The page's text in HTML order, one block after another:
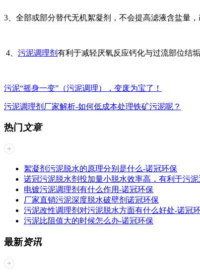
3、全部或部分替代无机絮凝剂，不会提高滤液含盐量，
4、 污泥调理剂 有利于减轻厌氧反应钙化与过流部位结垢
污泥“摇身一变”（污泥调理），变废为宝了！
污泥调理剂厂家解析-如何低成本处理铁矿污泥呢？
热门 文章
絮凝剂污泥脱水的原理分别是什么-诺冠环保
诺冠污泥脱水剂投加量小脱水效率高，有利于污
电镀污泥调理剂有什么作用-诺冠环保
厂家直销污泥深度脱水破壁剂诺冠环保
污泥改性调理剂对污泥脱水方面有什么好处-诺冠
污泥比阻值大的时候怎么办-诺冠环保
最新资讯